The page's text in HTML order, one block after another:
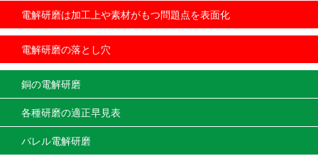
電解研磨は加工上や素材がもつ問題点を表面化
電解研磨の落とし穴
銅の電解研磨
各種研磨の適正早見表
バレル電解研磨